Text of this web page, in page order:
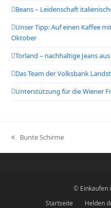
Beans – Leidenschaft
Unser Tipp: Auf einen Kaffee
Oktober
Torland – nachhaltige Jeans
Das Team der Volksbank
Unterstützung für die Wiener
vorheriger
Beitrag:
Bunte Schirme
© Einkaufen
Startseite
Helden